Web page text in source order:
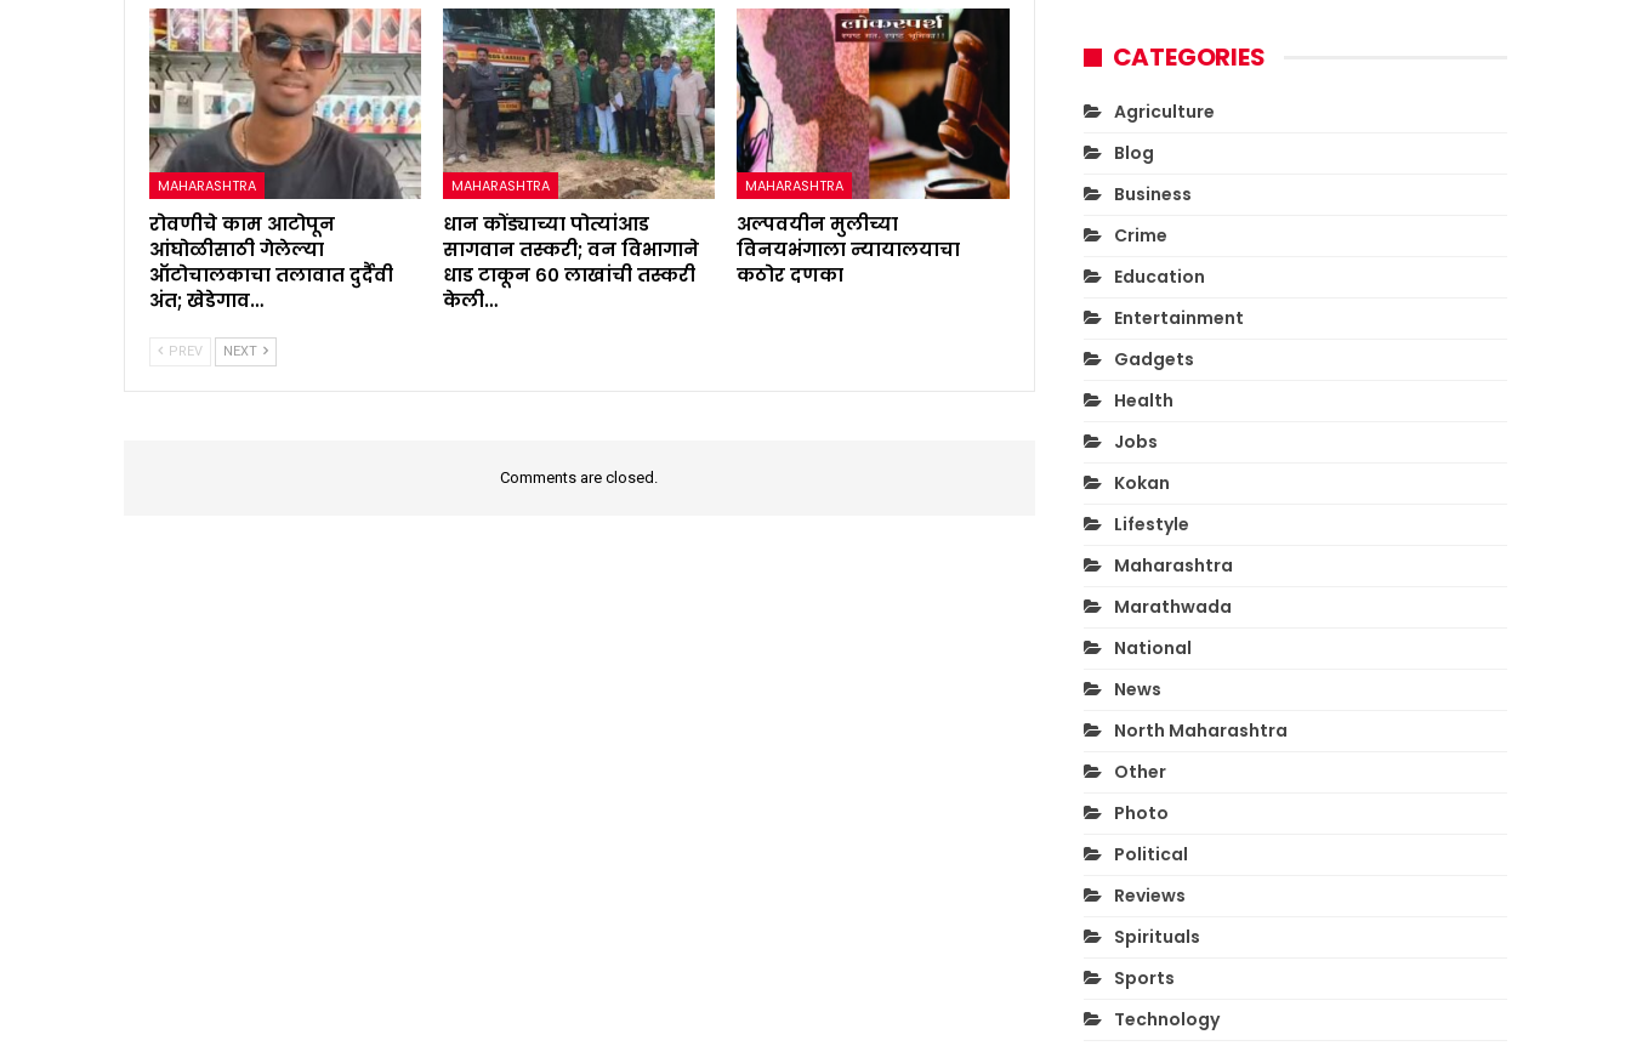
MAHARASHTRA
रोवणीचे काम आटोपून
आंघोळीसाठी गेलेल्या
ऑटोचालकाचा तलावात दुर्दैवी
अंत; खेडेगाव…
MAHARASHTRA
धान कोंड्याच्या पोत्यांआड
सागवान तस्करी; वन विभागाने
धाड टाकून ६० लाखांची तस्करी
केली…
MAHARASHTRA
अल्पवयीन मुलीच्या
विनयभंगाला न्यायालयाचा
कठोर दणका
PREV NEXT
Comments are closed.
CATEGORIES
Agriculture
Blog
Business
Crime
Education
Entertainment
Gadgets
Health
Jobs
Kokan
Lifestyle
Maharashtra
Marathwada
National
News
North Maharashtra
Other
Photo
Political
Reviews
Spirituals
Sports
Technology